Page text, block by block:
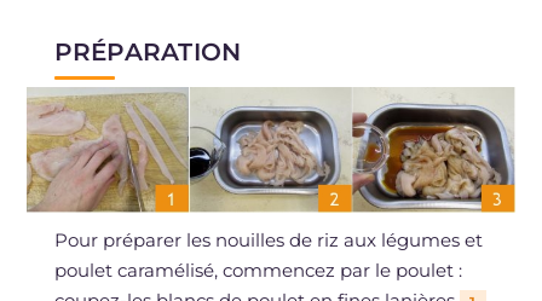
PRÉPARATION
Pour préparer les nouilles de riz aux légumes et
poulet caramélisé, commencez par le poulet :